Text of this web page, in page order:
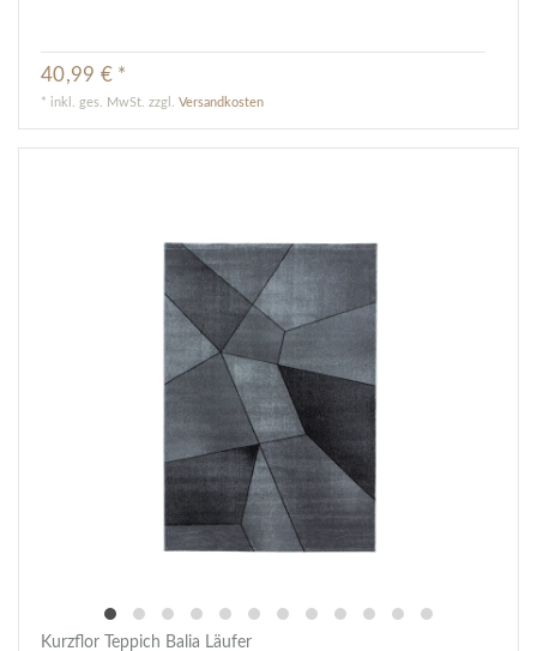
40,99 € *
* inkl. ges. MwSt. zzgl.Versandkosten
Kurzflor Teppich Balia Läufer